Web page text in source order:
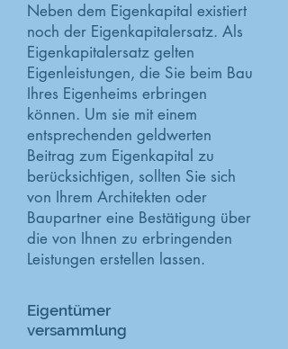
Neben dem Eigenkapital existiert
noch der Eigenkapitalersatz. Als
Eigenkapitalersatz gelten
Eigenleistungen, die Sie beim Bau
Ihres Eigenheims erbringen
können. Um sie mit einem
entsprechenden geldwerten
Beitrag zum Eigenkapital zu
berücksichtigen, sollten Sie sich
von Ihrem Architekten oder
Baupartner eine Bestätigung über
die von Ihnen zu erbringenden
Leistungen erstellen lassen.
Eigentümer
versammlung